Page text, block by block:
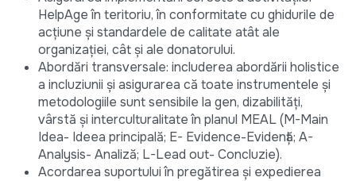
HelpAge în teritoriu, în conformitate cu ghidurile de
acțiune și standardele de calitate atât ale
organizației, cât și ale donatorului.
Abordări transversale: includerea abordării holistice
a incluziunii și asigurarea că toate instrumentele și
metodologiile sunt sensibile la gen, dizabilități,
vârstă și interculturalitate în planul MEAL (M-Main
Idea- Ideea principală; E- Evidence-Evidență; A-
Analysis- Analiză; L-Lead out- Concluzie).
Acordarea suportului în pregătirea și expedierea